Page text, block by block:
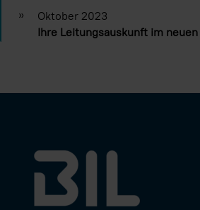
»
Oktober 2023
Ihre Leitungsauskunft im